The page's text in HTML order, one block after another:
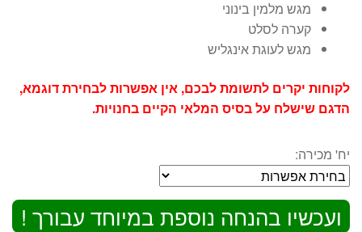
מגש מלמין בינוני
קערה לסלט
מגש לעוגת אינגליש
לקוחות יקרים לתשומת לבכם, אין אפשרות לבחירת דוגמא,
הדגם שישלח על בסיס המלאי הקיים בחנויות.
יח' מכירה:
ועכשיו בהנחה נוספת במיוחד עבורך !